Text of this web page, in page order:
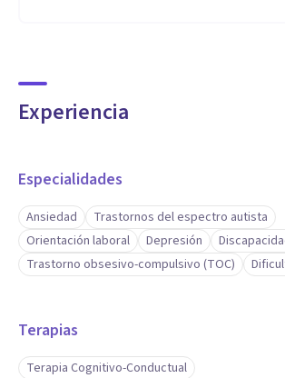
Experiencia
Especialidades
Ansiedad
Trastornos del espectro autista
Orientación laboral
Depresión
Trastorno obsesivo-compulsivo (TOC)
Terapias
Terapia Cognitivo-Conductual